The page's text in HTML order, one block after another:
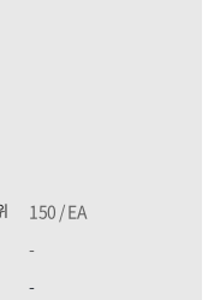
150 / EA
-
-